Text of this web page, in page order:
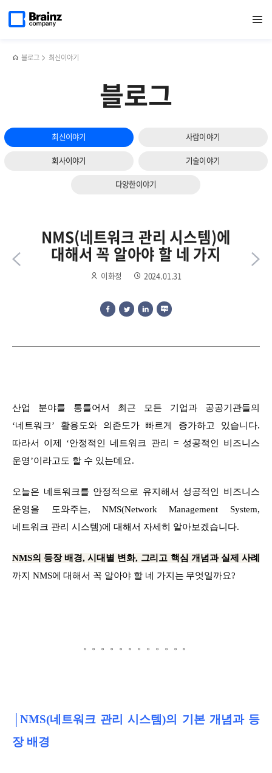
열기
페이지로
블로그 최신이야기
블로그
최신이야기 사람이야기
회사이야기 기술이야기
다양한이야기
딜로이트까지,
2024
총정리
NMS(네트워크 관리 시스템)에
대해서 꼭 알아야 할 네 가지
이화정 2024.01.31
오케스트레이션
산업 분야를 통틀어서 최근 모든 기업과 공공기관들의
‘네트워크’ 활용도와 의존도가 빠르게 증가하고 있습니다.
따라서 이제 ‘안정적인 네트워크 관리 = 성공적인 비즈니스
운영’이라고도 할 수 있는데요.
오늘은 네트워크를 안정적으로 유지해서 성공적인 비즈니스
운영을 도와주는, NMS(Network Management System,
네트워크 관리 시스템)에 대해서 자세히 알아보겠습니다.
NMS의 등장 배경, 시대별 변화, 그리고 핵심 개념과 실제 사례
까지 NMS에 대해서 꼭 알아야 할 네 가지는 무엇일까요?
。。。。。。。。。。。。
│NMS(네트워크 관리 시스템)의 기본 개념과 등
장 배경
다음
슬라이드